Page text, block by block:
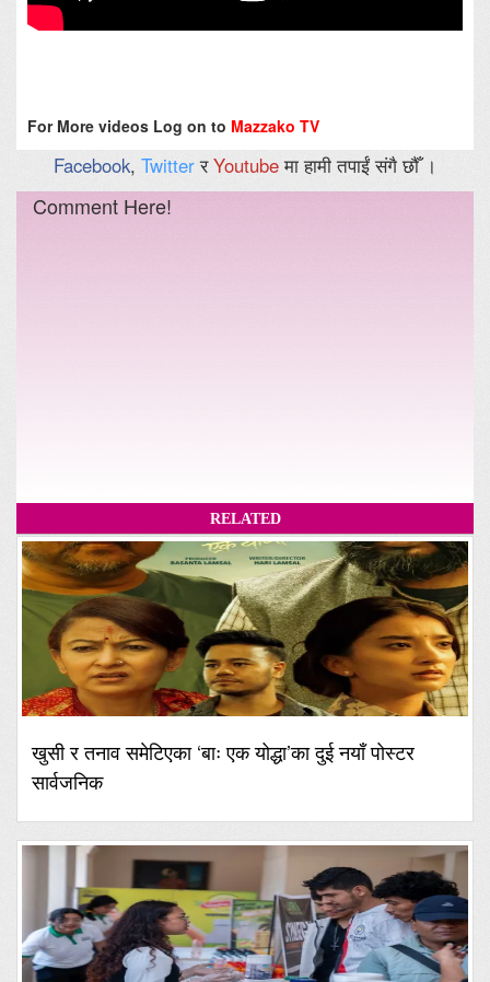
For More videos Log on to Mazzako TV
Facebook, TwitterरYoutubeमा हामी तपाईं संगै छौँ ।
Comment Here!
RELATED
खुसी र तनाव समेटिएका ‘बाः एक योद्धा’का दुई नयाँ पोस्टर
सार्वजनिक